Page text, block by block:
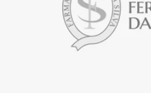
Abrir media em modal